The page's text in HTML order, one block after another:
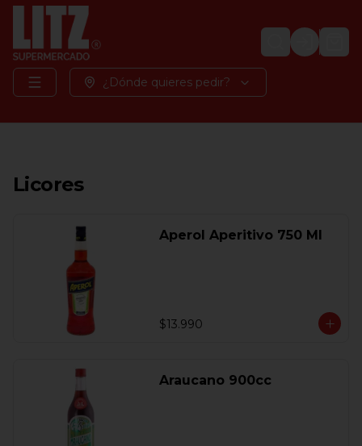
Login
¿Dónde quieres pedir?
Licores
Aperol Aperitivo 750 Ml
$13.990
Araucano 900cc